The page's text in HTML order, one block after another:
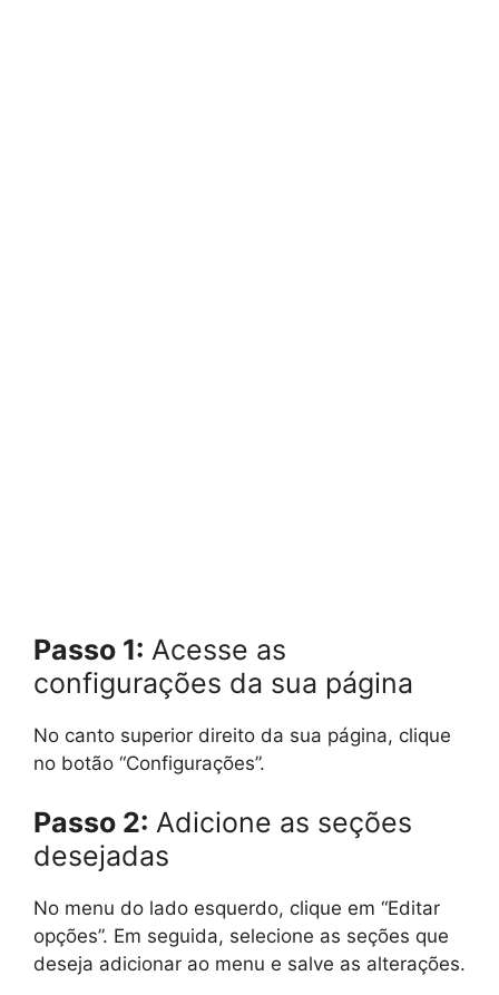
Passo 1: Acesse as
configurações da sua página
No canto superior direito da sua página, clique
no botão “Configurações”.
Passo 2: Adicione as seções
desejadas
No menu do lado esquerdo, clique em “Editar
opções”. Em seguida, selecione as seções que
deseja adicionar ao menu e salve as alterações.